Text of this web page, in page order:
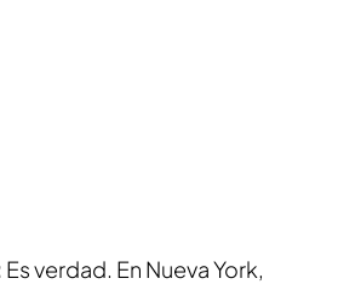
Es verdad. En Nueva York,